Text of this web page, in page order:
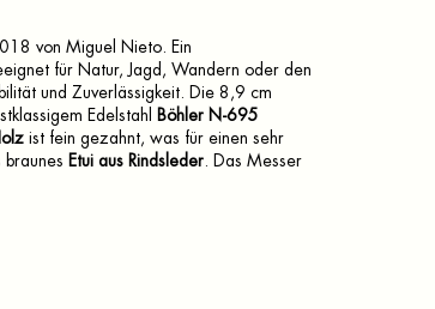
von Miguel Nieto. Ein
für Natur, Jagd, Wandern oder den
und Zuverlässigkeit. Die 8,9 cm
Edelstahl
Böhler N-695
ist fein gezahnt, was für einen sehr
Etui aus Rindsleder . Das Messer